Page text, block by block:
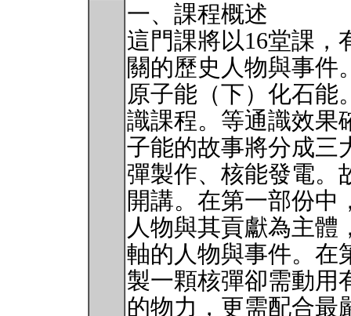
一、課程概述
這門課將以16堂課，
關的歷史人物與事件
原子能（下）化石能
識課程。等通識效果
子能的故事將分成三
彈製作、核能發電。
開講。在第一部份中
人物與其貢獻為主體
軸的人物與事件。在
製一顆核彈卻需動用
的物力，更需配合最